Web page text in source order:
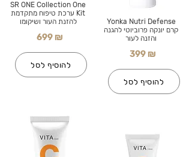
SR ONE Collection One
Kit ערכת טיפוח מתקדמת
להזנת העור ושיקומו
699 ₪
להוסיף לסל
Yonka Nutri Defense
קרם יונקה פרוביוטי להגנה
והזנה לעור
399 ₪
להוסיף לסל